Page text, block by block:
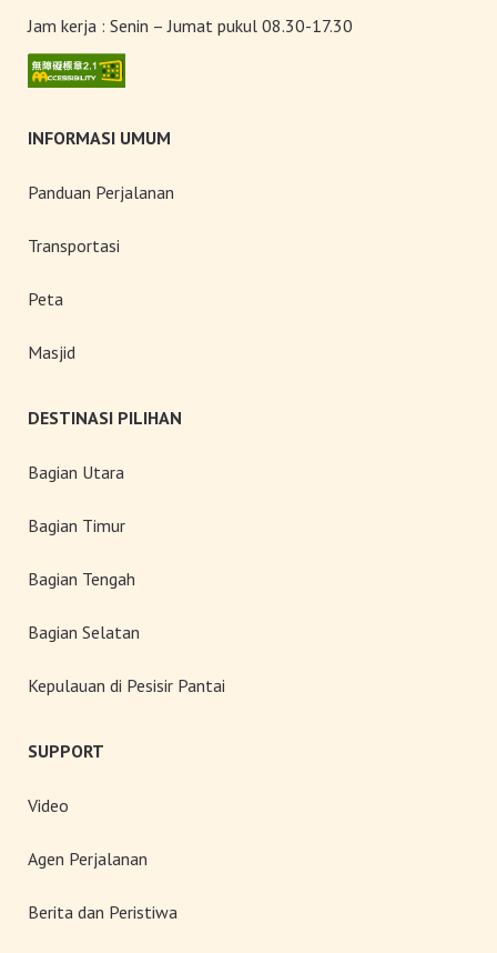
Jam kerja : Senin – Jumat pukul 08.30-17.30
INFORMASI UMUM
Panduan Perjalanan
Transportasi
Peta
Masjid
DESTINASI PILIHAN
Bagian Utara
Bagian Timur
Bagian Tengah
Bagian Selatan
Kepulauan di Pesisir Pantai
SUPPORT
Video
Agen Perjalanan
Berita dan Peristiwa